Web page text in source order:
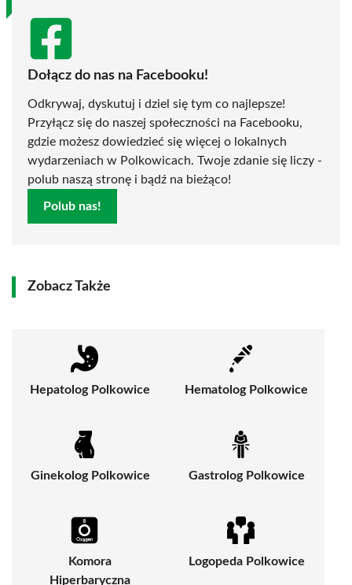
Dołącz do nas na Facebooku!
Odkrywaj, dyskutuj i dziel się tym co najlepsze!
Przyłącz się do naszej społeczności na Facebooku,
gdzie możesz dowiedzieć się więcej o lokalnych
wydarzeniach w Polkowicach. Twoje zdanie się liczy -
polub naszą stronę i bądź na bieżąco!
Polub nas!
Zobacz Także
Hepatolog Polkowice Hematolog Polkowice
Ginekolog Polkowice Gastrolog Polkowice
Komora
Hiperbaryczna
Logopeda Polkowice